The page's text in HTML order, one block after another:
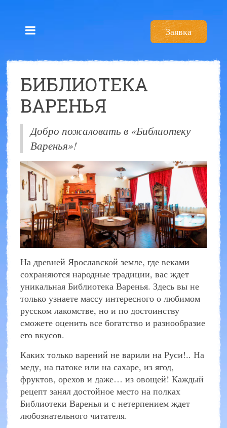
Заявка
БИБЛИОТЕКА
ВАРЕНЬЯ
Добро пожаловать в «Библиотеку
Варенья»!
На древней Ярославской земле, где веками
сохраняются народные традиции, вас ждет
уникальная Библиотека Варенья. Здесь вы не
только узнаете массу интересного о любимом
русском лакомстве, но и по достоинству
сможете оценить все богатство и разнообразие
его вкусов.
Каких только варений не варили на Руси!.. На
меду, на патоке или на сахаре, из ягод,
фруктов, орехов и даже… из овощей! Каждый
рецепт занял достойное место на полках
Библиотеки Варенья и с нетерпением ждет
любознательного читателя.